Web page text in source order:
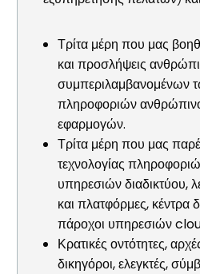
Τρίτα μέρη που μας
και προσλήψεις
συμπεριλαμβανομένων
πληροφοριών
εφαρμογών.
Τρίτα μέρη που μας
τεχνολογίας
υπηρεσιών διαδικτύου,
και πλατφόρμες, κέντρα
πάροχοι υπηρεσιών
Κρατικές οντότητες,
δικηγόροι, ελεγκτές,